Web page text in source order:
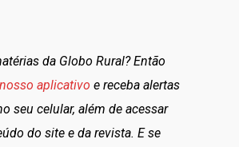
da Globo Rural? Então
nosso aplicativo e receba alertas
seu celular, além de acessar
do site e da revista. E se